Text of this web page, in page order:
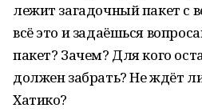
лежит загадочный пакет с
всё это и задаёшься
пакет? Зачем? Для кого
должен забрать? Не ждёт
Хатико?